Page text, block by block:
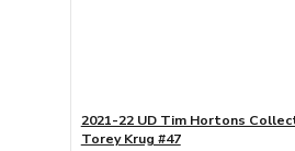
2021-22 UD Tim Hortons
Torey Krug #47